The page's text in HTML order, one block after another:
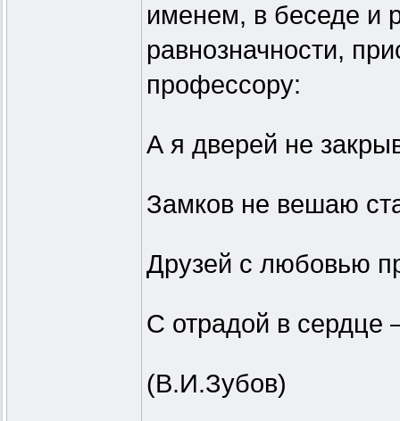
именем, в беседе и
равнозначности,
профессору:
А я дверей не
Замков не вешаю
Друзей с любовью
С отрадой в сердце
(В.И.Зубов)